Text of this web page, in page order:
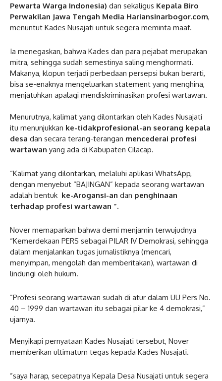
Pewarta Warga Indonesia) dan sekaligus Kepala Biro
Perwakilan Jawa Tengah Media Hariansinarbogor.com,
menuntut Kades Nusajati untuk segera meminta maaf.
Ia menegaskan, bahwa Kades dan para pejabat merupakan
mitra, sehingga sudah semestinya saling menghormati.
Makanya, klopun terjadi perbedaan persepsi bukan berarti,
bisa se-enaknya mengeluarkan statement yang menghina,
menjatuhkan apalagi mendiskriminasikan profesi wartawan.
Menurutnya, kalimat yang dilontarkan oleh Kades Nusajati
itu menunjukkan ke-tidakprofesional-an seorang kepala
desa dan secara terang-terangan mencederai profesi
wartawan yang ada di Kabupaten Cilacap.
“Kalimat yang dilontarkan, melaluhi aplikasi WhatsApp,
dengan menyebut “BAJINGAN” kepada seorang wartawan
adalah bentuk ke-Arogansi-an dan penghinaan
terhadap profesi wartawan “.
Nover memaparkan bahwa demi menjamin terwujudnya
“Kemerdekaan PERS sebagai PILAR IV Demokrasi, sehingga
dalam menjalankan tugas jurnalistiknya (mencari,
menyimpan, mengolah dan memberitakan), wartawan di
lindungi oleh hukum.
​”Profesi seorang wartawan sudah di atur dalam UU Pers No.
40 – 1999 dan wartawan itu sebagai pilar ke 4 demokrasi,”
ujarnya.
Menyikapi pernyataan Kades Nusajati tersebut, Nover
memberikan ultimatum tegas kepada Kades Nusajati.
​”saya harap, secepatnya Kepala Desa Nusajati untuk segera